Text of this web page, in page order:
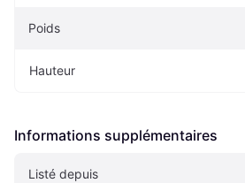
Poids
Hauteur
Informations supplémentaires
Listé depuis